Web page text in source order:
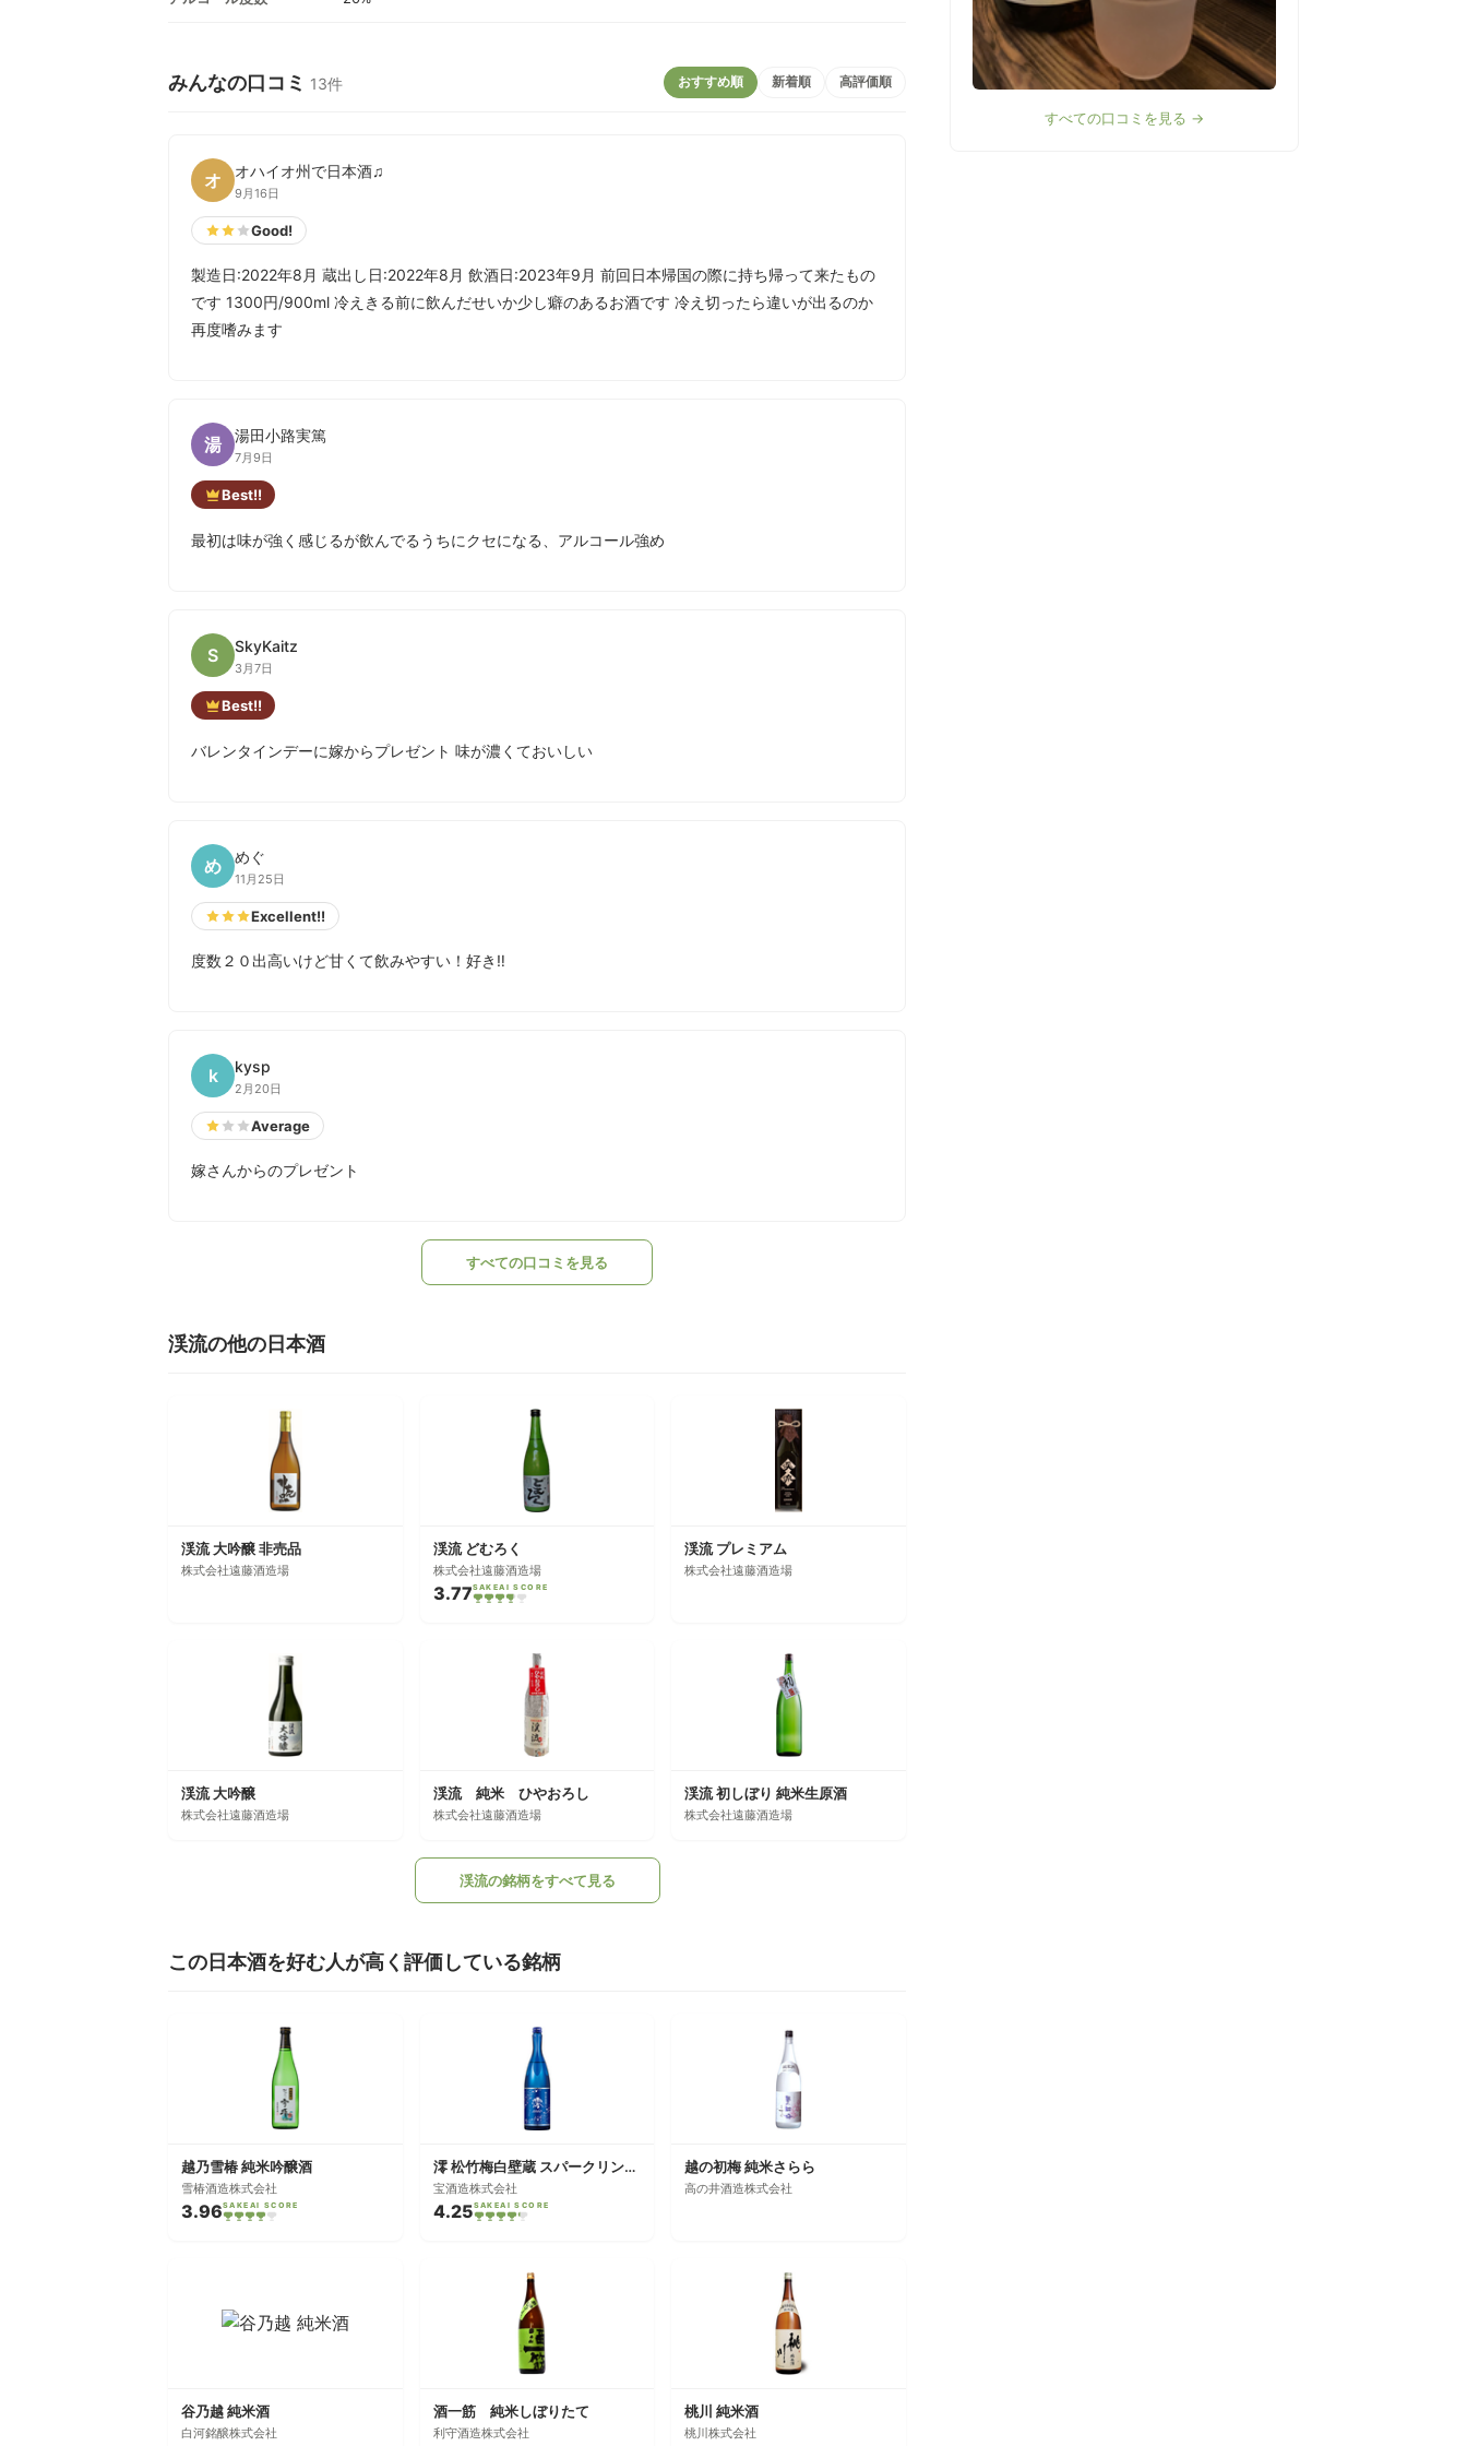
みんなの口コミ 13件 おすすめ順 新着順 高評価順
オ オハイオ州で日本酒♫
9月16日
Good!
製造日:2022年8月 蔵出し日:2022年8月 飲酒日:2023年9月 前回日本帰国の際に持ち帰って来たもの
です 1300円/900ml 冷えきる前に飲んだせいか少し癖のあるお酒です 冷え切ったら違いが出るのか
再度嗜みます
湯 湯田小路実篤
7月9日
Best!!
最初は味が強く感じるが飲んでるうちにクセになる、アルコール強め
S SkyKaitz
3月7日
Best!!
バレンタインデーに嫁からプレゼント 味が濃くておいしい
め めぐ
11月25日
Excellent!!
度数２０出高いけど甘くて飲みやすい！好き‼️
k kysp
2月20日
Average
嫁さんからのプレゼント
すべての口コミを見る
渓流の他の日本酒
渓流 大吟醸 非売品
株式会社遠藤酒造場
渓流 どむろく
株式会社遠藤酒造場
3.77SAKEAI SCORE
渓流 プレミアム
株式会社遠藤酒造場
渓流 大吟醸
株式会社遠藤酒造場
渓流 純米 ひやおろし
株式会社遠藤酒造場
渓流 初しぼり 純米生原酒
株式会社遠藤酒造場
渓流の銘柄をすべて見る
この日本酒を好む人が高く評価している銘柄
越乃雪椿 純米吟醸酒
雪椿酒造株式会社
3.96SAKEAI SCORE
澪 松竹梅白壁蔵 スパークリング清酒
宝酒造株式会社
4.25SAKEAI SCORE
越の初梅 純米さらら
高の井酒造株式会社
谷乃越 純米酒
白河銘醸株式会社
酒一筋 純米しぼりたて
利守酒造株式会社
桃川 純米酒
桃川株式会社
すべての口コミを見る →